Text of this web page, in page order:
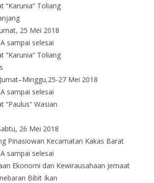
“Karunia“ Toliang
25 Mei 2018
sampai selesai
“Karunia“ Toliang
27 Mei 2018
sampai selesai
“Paulus“ Wasian
26 Mei 2018
Pinasiowan Kecamatan Kakas Barat
sampai selesai
Ekonomi dan Kewirausahaan Jemaat
Bibit Ikan